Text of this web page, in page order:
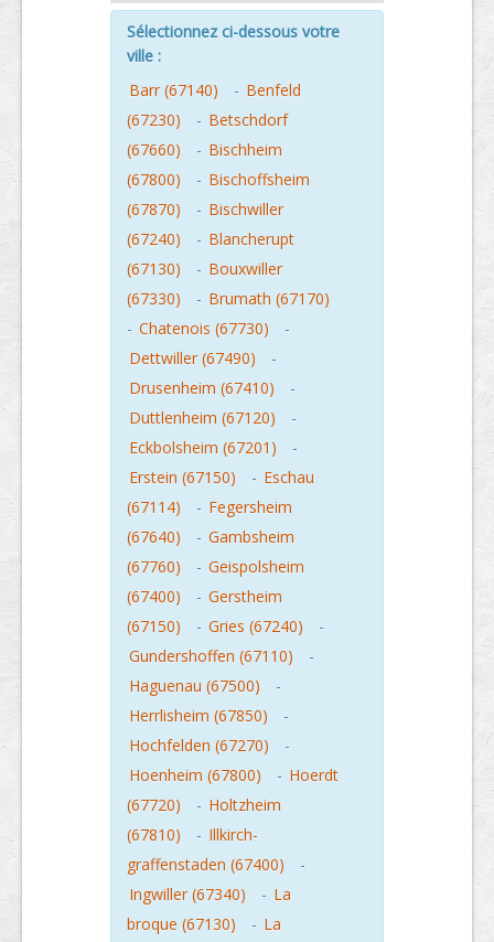
Sélectionnez ci-dessous votre
ville :
Barr (67140)
- Benfeld
(67230)
- Betschdorf
(67660)
- Bischheim
(67800)
- Bischoffsheim
(67870)
- Bischwiller
(67240)
- Blancherupt
(67130)
- Bouxwiller
(67330)
- Brumath (67170)
- Chatenois (67730)
-
Dettwiller (67490)
-
Drusenheim (67410)
-
Duttlenheim (67120)
-
Eckbolsheim (67201)
-
Erstein (67150)
- Eschau
(67114)
- Fegersheim
(67640)
- Gambsheim
(67760)
- Geispolsheim
(67400)
- Gerstheim
(67150)
- Gries (67240)
-
Gundershoffen (67110)
-
Haguenau (67500)
-
Herrlisheim (67850)
-
Hochfelden (67270)
-
Hoenheim (67800)
- Hoerdt
(67720)
- Holtzheim
(67810)
- Illkirch-
graffenstaden (67400)
-
Ingwiller (67340)
- La
broque (67130)
- La